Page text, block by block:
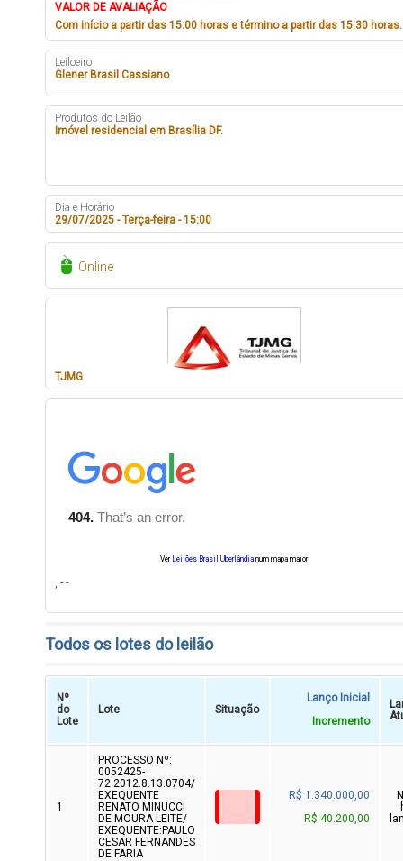
VALOR DE AVALIAÇÃO
Com início a partir das 15:00 horas e término a partir das 15:30 horas.
Leiloeiro
Glener Brasil Cassiano
Produtos do Leilão
Imóvel residencial em Brasília DF.
Dia e Horário
29/07/2025 - Terça-feira - 15:00
Online
TJMG
Ver Leilões Brasil Uberlândia num mapa maior
, - -
Todos os lotes do leilão
Nº
do
Lote
Lote Situação
Lanço Inicial
Incremento
1
PROCESSO Nº:
0052425-
72.2012.8.13.0704/
EXEQUENTE
RENATO MINUCCI
DE MOURA LEITE/
EXEQUENTE:PAULO
CESAR FERNANDES
DE FARIA
R$ 1.340.000,00
R$ 40.200,00